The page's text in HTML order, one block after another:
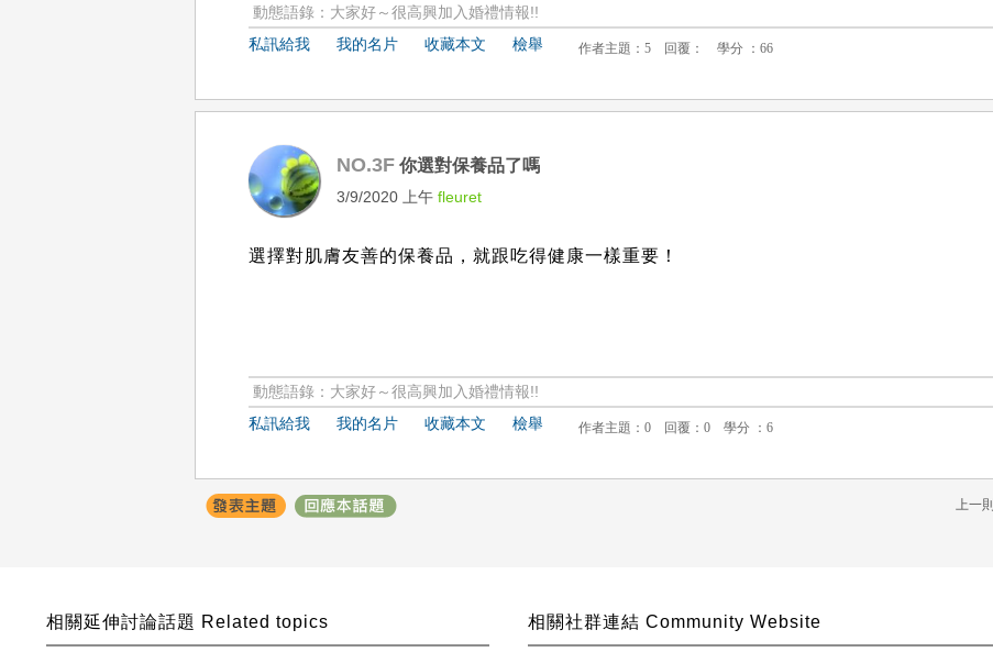
動態語錄：大家好～很高興加入婚禮情報!!
私訊給我
我的名片 收藏本文 檢舉
NO.3F 你選對保養品了嗎
3/9/2020 上午fleuret
選擇對肌膚友善的保養品，就跟吃得健康一樣重要！
動態語錄：大家好～很高興加入婚禮情報!!
私訊給我
我的名片 收藏本文 檢舉
上一則
相關延伸討論話題 Related topics 相關社群連結 Community Website